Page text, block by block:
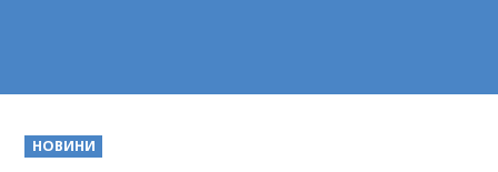
POSTED
IN
НОВИНИ